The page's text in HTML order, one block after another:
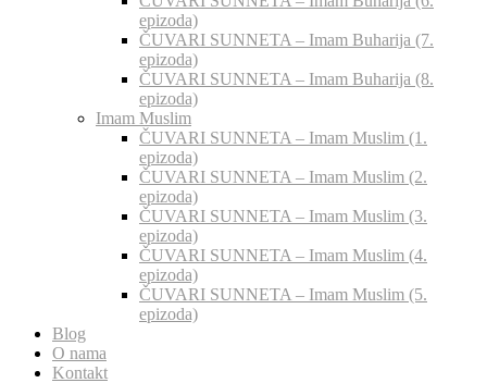
epizoda)
ČUVARI SUNNETA – Imam Buharija (7.
epizoda)
ČUVARI SUNNETA – Imam Buharija (8.
epizoda)
Imam Muslim
ČUVARI SUNNETA – Imam Muslim (1.
epizoda)
ČUVARI SUNNETA – Imam Muslim (2.
epizoda)
ČUVARI SUNNETA – Imam Muslim (3.
epizoda)
ČUVARI SUNNETA – Imam Muslim (4.
epizoda)
ČUVARI SUNNETA – Imam Muslim (5.
epizoda)
Blog
O nama
Kontakt